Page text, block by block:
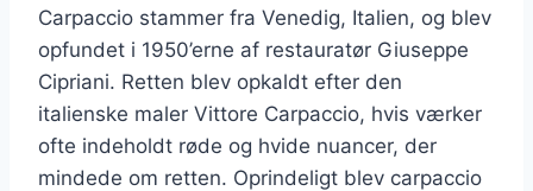
Carpaccio stammer fra Venedig, Italien, og blev
opfundet i 1950’erne af restauratør Giuseppe
Cipriani. Retten blev opkaldt efter den
italienske maler Vittore Carpaccio, hvis værker
ofte indeholdt røde og hvide nuancer, der
mindede om retten. Oprindeligt blev carpaccio